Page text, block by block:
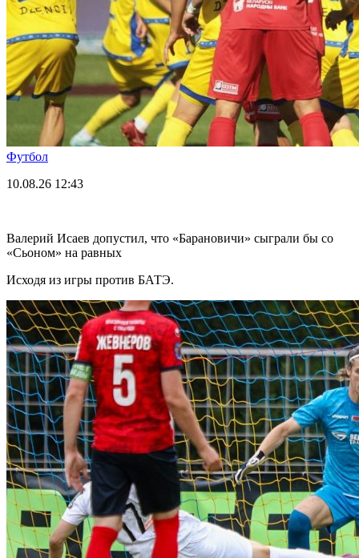
Футбол
10.08.26 12:43
Валерий Исаев допустил, что «Барановичи» сыграли бы со
«Сьоном» на равных
Исходя из игры против БАТЭ.